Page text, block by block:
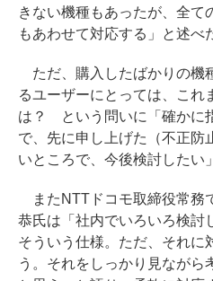
きない機種もあったが、全て
もあわせて対応する」と述べ
ただ、購入したばかりの機
るユーザーにとっては、これ
は？ という問いに「確かに
で、先に申し上げた（不正防
いところで、今後検討したい
またNTTドコモ取締役常務
恭氏は「社内でいろいろ検討
そういう仕様。ただ、それに
う。それをしっかり見ながら